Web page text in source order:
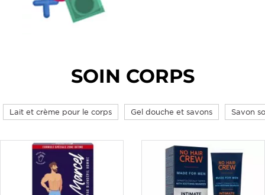
SOIN CORPS
Lait et crème pour le corps Gel douche et savons Savon